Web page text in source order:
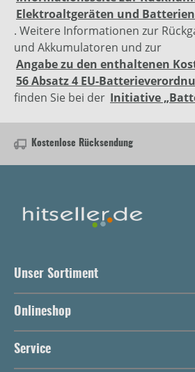
Elektroaltgeräten und Batterien
. Weitere Informationen zur
und Akkumulatoren und zur
Angabe zu den enthaltenen
56 Absatz 4 EU-
finden Sie bei der Initiative
Kostenlose Rücksendung
Unser Sortiment
Onlineshop
Service